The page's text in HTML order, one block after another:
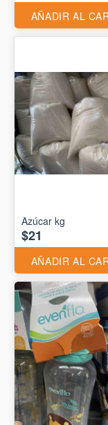
AÑADIR AL
Azúcar kg
$21
AÑADIR AL